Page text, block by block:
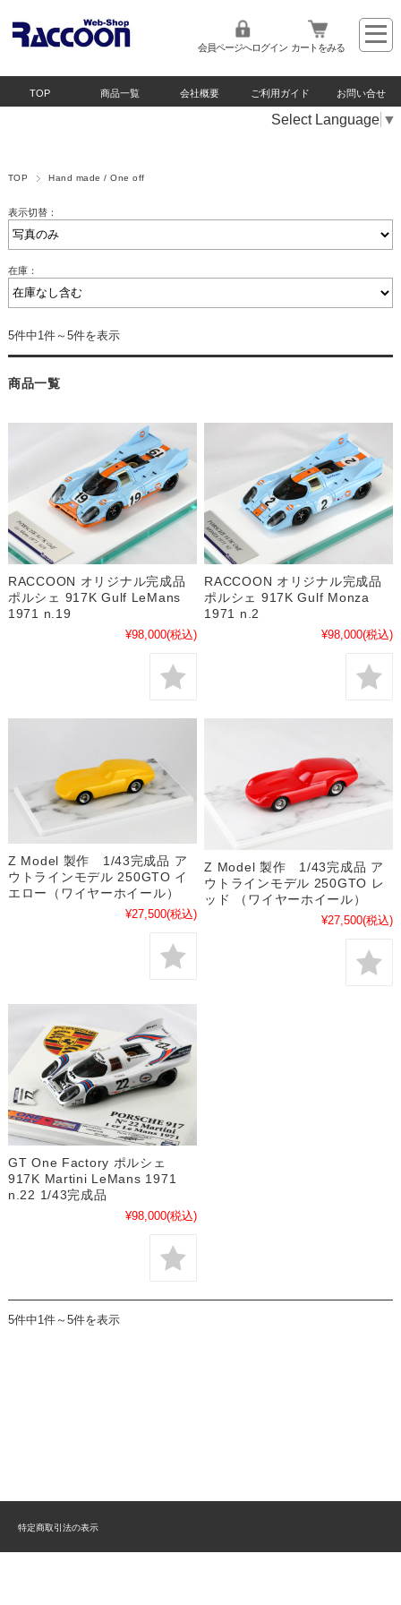
会員ページへログイン カートをみる
TOP 商品一覧 会社概要 ご利用ガイド お問い合せ
Select Language ▼
TOP Hand made / One off
表示切替：
在庫：
5件中1件～5件を表示
商品一覧
RACCOON オリジナル完成品
ポルシェ 917K Gulf LeMans
1971 n.19
¥98,000(税込)
RACCOON オリジナル完成品
ポルシェ 917K Gulf Monza
1971 n.2
¥98,000(税込)
Z Model 製作 1/43完成品 ア
ウトラインモデル 250GTO イ
エロー（ワイヤーホイール）
¥27,500(税込)
Z Model 製作 1/43完成品 ア
ウトラインモデル 250GTO レ
ッド （ワイヤーホイール）
¥27,500(税込)
GT One Factory ポルシェ
917K Martini LeMans 1971
n.22 1/43完成品
¥98,000(税込)
5件中1件～5件を表示
特定商取引法の表示